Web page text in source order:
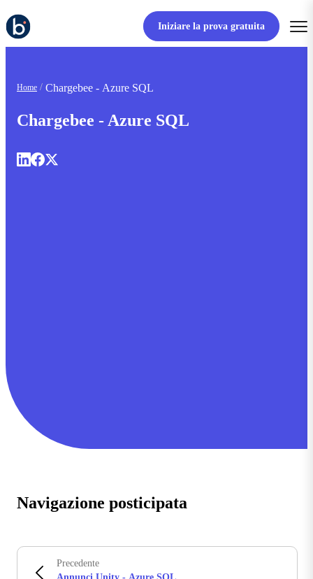
Iniziare la prova gratuita
Home Chargebee - Azure SQL
Chargebee - Azure SQL
Navigazione posticipata
Precedente